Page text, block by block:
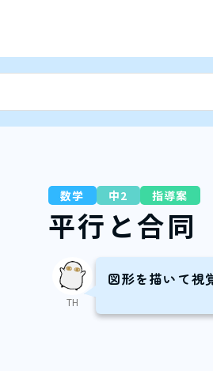
数学 中2 指導案
平行と合同
TH
図形を描いて視